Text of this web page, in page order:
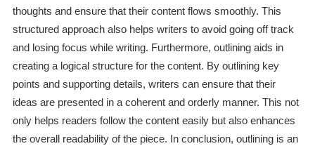
thoughts and ensure that their content flows smoothly. This
structured approach also helps writers to avoid going off track
and losing focus while writing. Furthermore, outlining aids in
creating a logical structure for the content. By outlining key
points and supporting details, writers can ensure that their
ideas are presented in a coherent and orderly manner. This not
only helps readers follow the content easily but also enhances
the overall readability of the piece. In conclusion, outlining is an